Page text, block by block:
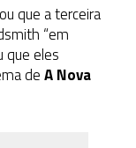
que a terceira
“em
que eles
deA Nova